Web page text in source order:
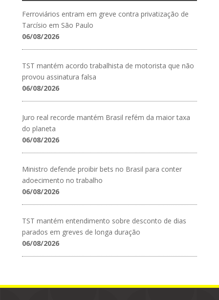
Ferroviários entram em greve contra privatização de
Tarcísio em São Paulo
06/08/2026
TST mantém acordo trabalhista de motorista que não
provou assinatura falsa
06/08/2026
Juro real recorde mantém Brasil refém da maior taxa
do planeta
06/08/2026
Ministro defende proibir bets no Brasil para conter
adoecimento no trabalho
06/08/2026
TST mantém entendimento sobre desconto de dias
parados em greves de longa duração
06/08/2026